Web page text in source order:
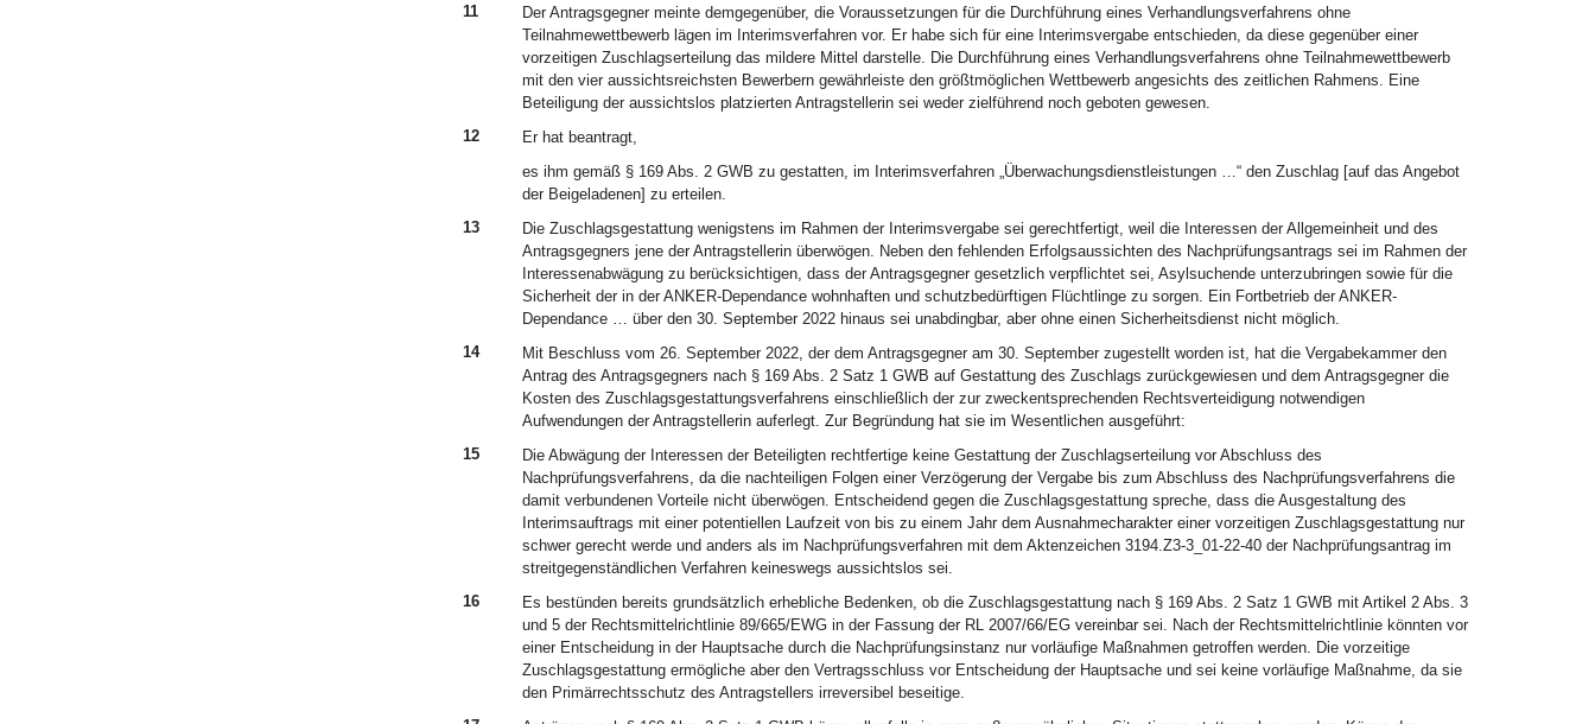
11
Der Antragsgegner meinte demgegenüber, die Voraussetzungen für die Durchführung eines Verhandlungsverfahrens ohne
Teilnahmewettbewerb lägen im Interimsverfahren vor. Er habe sich für eine Interimsvergabe entschieden, da diese gegenüber einer
vorzeitigen Zuschlagserteilung das mildere Mittel darstelle. Die Durchführung eines Verhandlungsverfahrens ohne Teilnahmewettbewerb
mit den vier aussichtsreichsten Bewerbern gewährleiste den größtmöglichen Wettbewerb angesichts des zeitlichen Rahmens. Eine
Beteiligung der aussichtslos platzierten Antragstellerin sei weder zielführend noch geboten gewesen.
12
Er hat beantragt,
es ihm gemäß § 169 Abs. 2 GWB zu gestatten, im Interimsverfahren „Überwachungsdienstleistungen …“ den Zuschlag [auf das Angebot
der Beigeladenen] zu erteilen.
13
Die Zuschlagsgestattung wenigstens im Rahmen der Interimsvergabe sei gerechtfertigt, weil die Interessen der Allgemeinheit und des
Antragsgegners jene der Antragstellerin überwögen. Neben den fehlenden Erfolgsaussichten des Nachprüfungsantrags sei im Rahmen der
Interessenabwägung zu berücksichtigen, dass der Antragsgegner gesetzlich verpflichtet sei, Asylsuchende unterzubringen sowie für die
Sicherheit der in der ANKER-Dependance wohnhaften und schutzbedürftigen Flüchtlinge zu sorgen. Ein Fortbetrieb der ANKER-
Dependance … über den 30. September 2022 hinaus sei unabdingbar, aber ohne einen Sicherheitsdienst nicht möglich.
14
Mit Beschluss vom 26. September 2022, der dem Antragsgegner am 30. September zugestellt worden ist, hat die Vergabekammer den
Antrag des Antragsgegners nach § 169 Abs. 2 Satz 1 GWB auf Gestattung des Zuschlags zurückgewiesen und dem Antragsgegner die
Kosten des Zuschlagsgestattungsverfahrens einschließlich der zur zweckentsprechenden Rechtsverteidigung notwendigen
Aufwendungen der Antragstellerin auferlegt. Zur Begründung hat sie im Wesentlichen ausgeführt:
15
Die Abwägung der Interessen der Beteiligten rechtfertige keine Gestattung der Zuschlagserteilung vor Abschluss des
Nachprüfungsverfahrens, da die nachteiligen Folgen einer Verzögerung der Vergabe bis zum Abschluss des Nachprüfungsverfahrens die
damit verbundenen Vorteile nicht überwögen. Entscheidend gegen die Zuschlagsgestattung spreche, dass die Ausgestaltung des
Interimsauftrags mit einer potentiellen Laufzeit von bis zu einem Jahr dem Ausnahmecharakter einer vorzeitigen Zuschlagsgestattung nur
schwer gerecht werde und anders als im Nachprüfungsverfahren mit dem Aktenzeichen 3194.Z3-3_01-22-40 der Nachprüfungsantrag im
streitgegenständlichen Verfahren keineswegs aussichtslos sei.
16
Es bestünden bereits grundsätzlich erhebliche Bedenken, ob die Zuschlagsgestattung nach § 169 Abs. 2 Satz 1 GWB mit Artikel 2 Abs. 3
und 5 der Rechtsmittelrichtlinie 89/665/EWG in der Fassung der RL 2007/66/EG vereinbar sei. Nach der Rechtsmittelrichtlinie könnten vor
einer Entscheidung in der Hauptsache durch die Nachprüfungsinstanz nur vorläufige Maßnahmen getroffen werden. Die vorzeitige
Zuschlagsgestattung ermögliche aber den Vertragsschluss vor Entscheidung der Hauptsache und sei keine vorläufige Maßnahme, da sie
den Primärrechtsschutz des Antragstellers irreversibel beseitige.